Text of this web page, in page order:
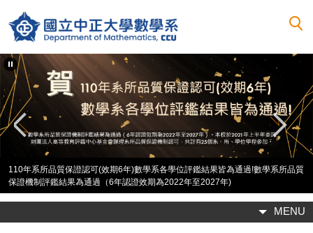
到
主
要
內
容
區
MENU